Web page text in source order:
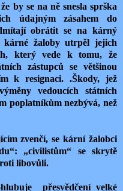
by se na ně snesla sprška
údajným zásahem do
obrátit se na kárný
kárné žaloby utrpěl jejich
který vede k tomu, že
zástupců se většinou
k resignaci. .Škody, jež
vedoucích státních
poplatníkům nezbývá, než
zvenčí, se kární žalobci
„civilistům“ se skrytě
libovůli.
přesvědčení velké